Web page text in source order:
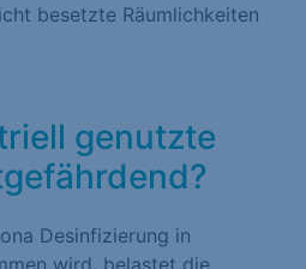
besetzte Räumlichkeiten
genutzte
Desinfizierung in
wird, belastet die